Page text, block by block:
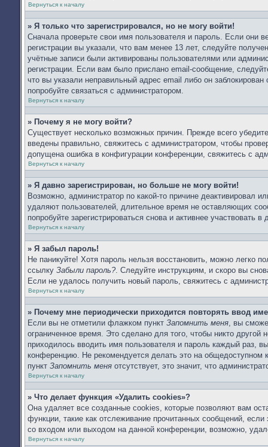
Вернуться к началу
» Я только что зарегистрировался, но не могу войти!
Сначала проверьте свои имя пользователя и пароль. Если они
регистрации вы указали, что вам менее 13 лет, следуйте
учётные записи были активированы пользователями или
регистрации. Если вам было прислано email-сообщение,
что вы указали неправильный адрес email либо он
попробуйте связаться с администратором.
Вернуться к началу
» Почему я не могу войти?
Существует несколько возможных причин. Прежде всего
введены правильно, свяжитесь с администратором, чтобы
допущена ошибка в конфигурации конференции, свяжитесь с
Вернуться к началу
» Я давно зарегистрирован, но больше не могу войти!
Возможно, администратор по какой-то причине деактивировал
удаляют пользователей, длительное время не оставляющих
попробуйте зарегистрироваться снова и активнее участвовать в
Вернуться к началу
» Я забыл пароль!
Не паникуйте! Хотя пароль нельзя восстановить, можно легко
ссылку Забыли пароль?. Следуйте инструкциям, и скоро вы
Если не удалось получить новый пароль, свяжитесь с
Вернуться к началу
» Почему мне периодически приходится повторять ввод
Если вы не отметили флажком пункт Запомнить меня, вы
ограниченное время. Это сделано для того, чтобы никто
приходилось вводить имя пользователя и пароль каждый раз,
конференцию. Не рекомендуется делать это на общедоступном
пункт Запомнить меня отсутствует, это значит, что
Вернуться к началу
» Что делает функция «Удалить cookies»?
Она удаляет все созданные cookies, которые позволяют вам
функции, такие как отслеживание прочитанных сообщений,
со входом или выходом на данной конференции, возможно,
Вернуться к началу